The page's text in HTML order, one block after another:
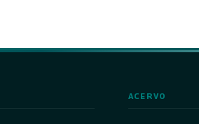
ACERVO